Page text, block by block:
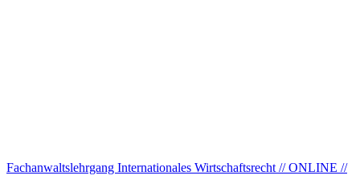
Fachanwaltslehrgang Internationales Wirtschaftsrecht // ONLINE //